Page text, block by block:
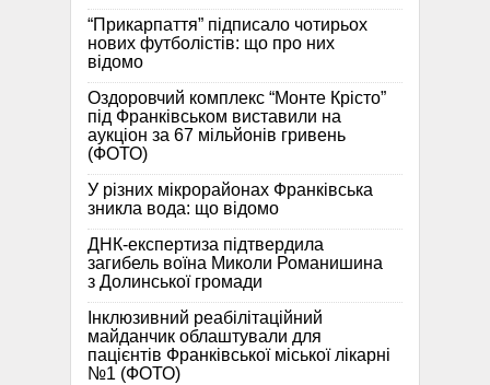
“Прикарпаття” підписало чотирьох
нових футболістів: що про них
відомо
Оздоровчий комплекс “Монте Крісто”
під Франківськом виставили на
аукціон за 67 мільйонів гривень
(ФОТО)
У різних мікрорайонах Франківська
зникла вода: що відомо
ДНК-експертиза підтвердила
загибель воїна Миколи Романишина
з Долинської громади
Інклюзивний реабілітаційний
майданчик облаштували для
пацієнтів Франківської міської лікарні
№1 (ФОТО)